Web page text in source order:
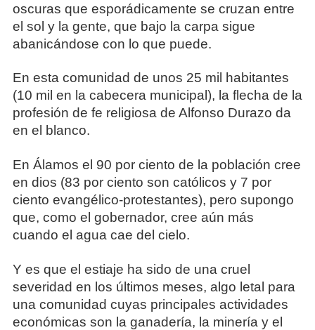
oscuras que esporádicamente se cruzan entre
el sol y la gente, que bajo la carpa sigue
abanicándose con lo que puede.
En esta comunidad de unos 25 mil habitantes
(10 mil en la cabecera municipal), la flecha de la
profesión de fe religiosa de Alfonso Durazo da
en el blanco.
En Álamos el 90 por ciento de la población cree
en dios (83 por ciento son católicos y 7 por
ciento evangélico-protestantes), pero supongo
que, como el gobernador, cree aún más
cuando el agua cae del cielo.
Y es que el estiaje ha sido de una cruel
severidad en los últimos meses, algo letal para
una comunidad cuyas principales actividades
económicas son la ganadería, la minería y el